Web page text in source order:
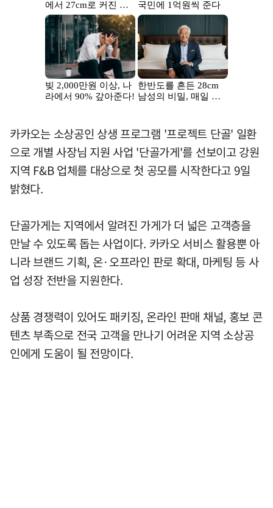
카카오는 소상공인 상생 프로그램 '프로젝트 단골' 일환
으로 개별 사장님 지원 사업 '단골가게'를 선보이고 강원
지역 F&B 업체를 대상으로 첫 공모를 시작한다고 9일
밝혔다.
단골가게는 지역에서 알려진 가게가 더 넓은 고객층을
만날 수 있도록 돕는 사업이다. 카카오 서비스 활용뿐 아
니라 브랜드 기획, 온·오프라인 판로 확대, 마케팅 등 사
업 성장 전반을 지원한다.
상품 경쟁력이 있어도 패키징, 온라인 판매 채널, 홍보 콘
텐츠 부족으로 전국 고객을 만나기 어려운 지역 소상공
인에게 도움이 될 전망이다.